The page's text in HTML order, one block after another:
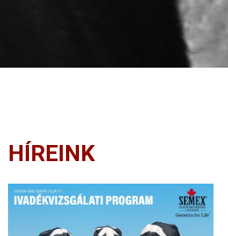
HÍREINK